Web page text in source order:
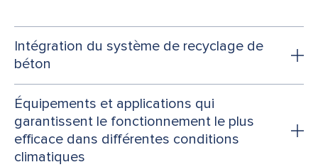
Intégration du système de recyclage de
béton
Équipements et applications qui
garantissent le fonctionnement le plus
efficace dans différentes conditions
climatiques